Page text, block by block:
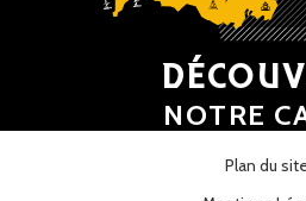
NOTRE
Plan du